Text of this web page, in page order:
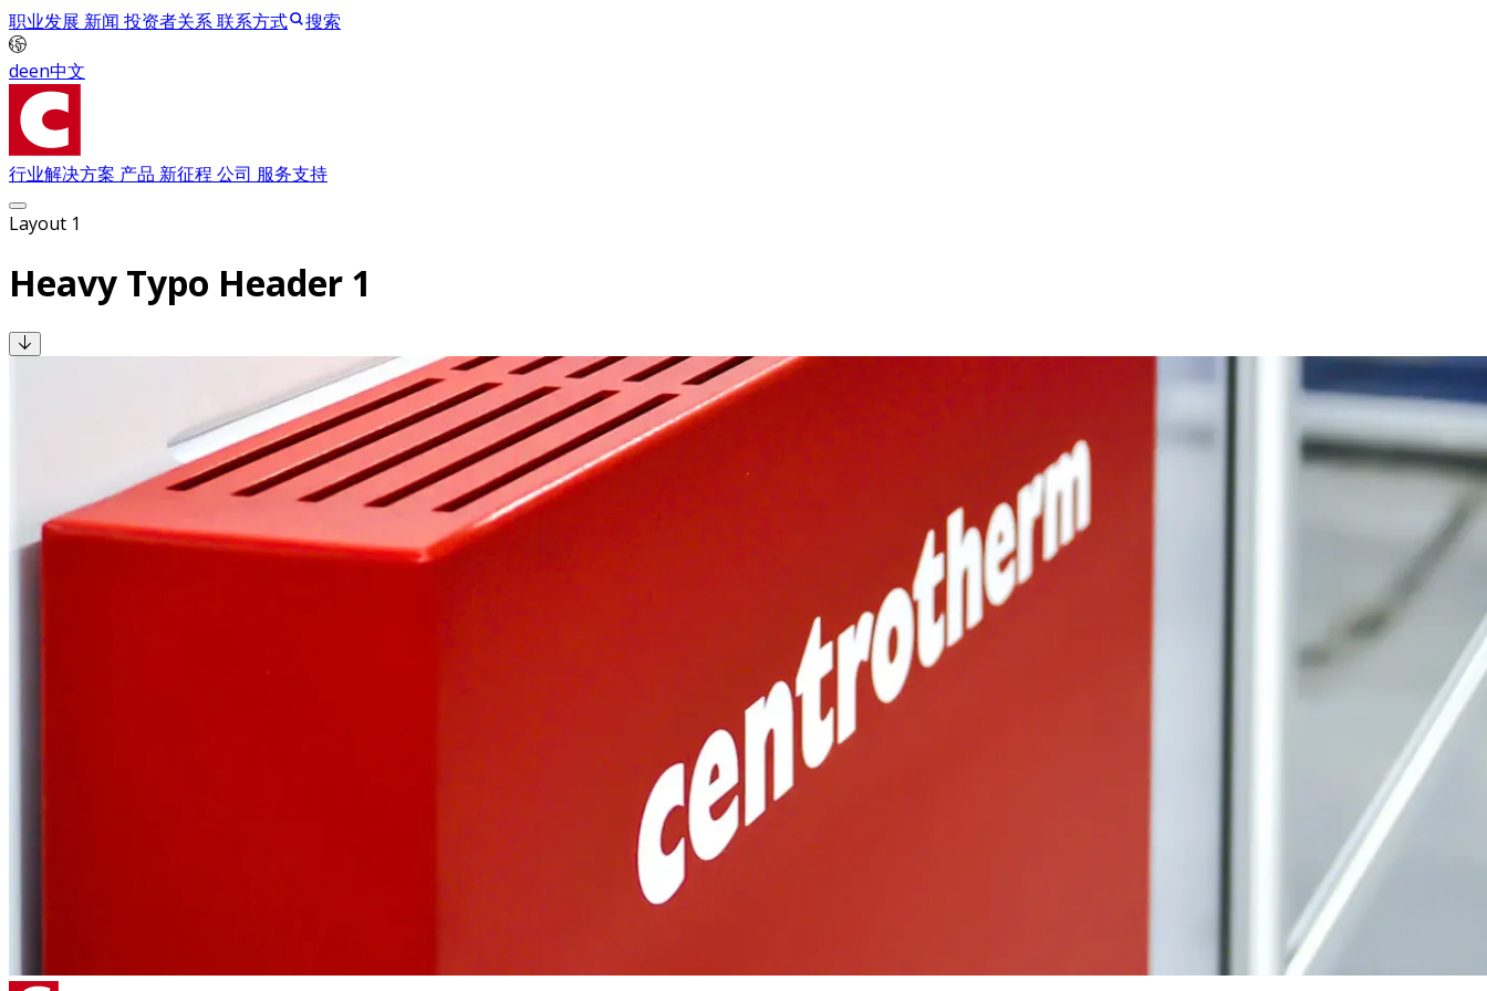
职业发展 新闻 投资者关系联系方式 搜索
deen中文
行业解决方案 产品 新征程 公司 服务支持
Layout 1
Heavy Typo Header 1